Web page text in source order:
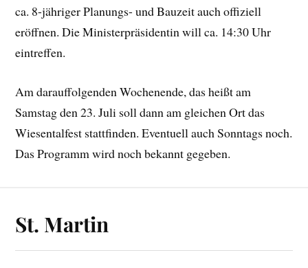
ca. 8-jähriger Planungs- und Bauzeit auch offiziell
eröffnen. Die Ministerpräsidentin will ca. 14:30 Uhr
eintreffen.
Am darauffolgenden Wochenende, das heißt am
Samstag den 23. Juli soll dann am gleichen Ort das
Wiesentalfest stattfinden. Eventuell auch Sonntags noch.
Das Programm wird noch bekannt gegeben.
St. Martin